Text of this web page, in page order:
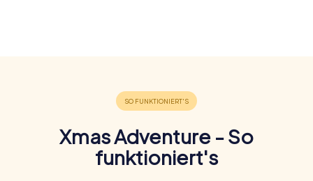
Xmas Adventure - So
funktioniert's